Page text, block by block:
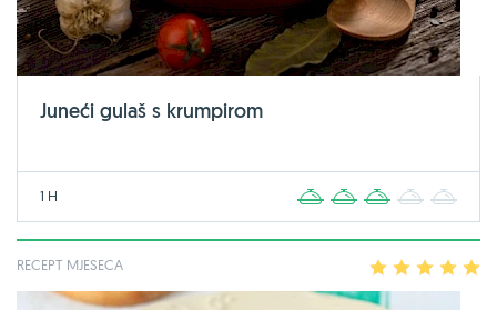
Juneći gulaš s krumpirom
1 H 2 3 4
RECEPT MJESECA 2 3 4